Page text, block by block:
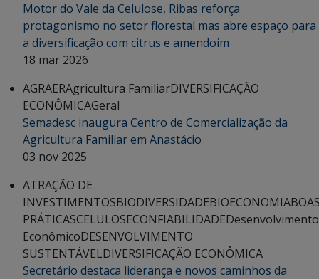
Motor do Vale da Celulose, Ribas reforça
protagonismo no setor florestal mas abre espaço para
a diversificação com citrus e amendoim
18 mar 2026
AGRAERAgricultura FamiliarDIVERSIFICAÇÃO
ECONÔMICAGeral
Semadesc inaugura Centro de Comercialização da
Agricultura Familiar em Anastácio
03 nov 2025
ATRAÇÃO DE
INVESTIMENTOSBIODIVERSIDADEBIOECONOMIA
PRÁTICASCELULOSECONFIABILIDADEDesenvolvimento
EconômicoDESENVOLVIMENTO
SUSTENTÁVELDIVERSIFICAÇÃO ECONÔMICA
Secretário destaca liderança e novos caminhos da